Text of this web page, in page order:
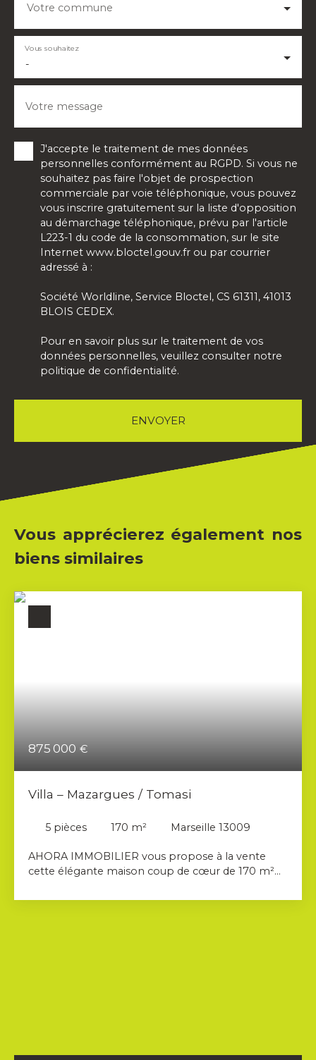
Votre commune
-
Vous souhaitez
Votre message
J'accepte le traitement de mes données
personnelles conformément au RGPD. Si vous ne
souhaitez pas faire l'objet de prospection
commerciale par voie téléphonique, vous pouvez
vous inscrire gratuitement sur la liste d'opposition
au démarchage téléphonique, prévu par l'article
L223-1 du code de la consommation, sur le site
Internet www.bloctel.gouv.fr ou par courrier
adressé à :
Société Worldline, Service Bloctel, CS 61311, 41013
BLOIS CEDEX.
Pour en savoir plus sur le traitement de vos
données personnelles, veuillez consulter notre
politique de confidentialité.
ENVOYER
Vous apprécierez également nos
biens similaires
875 000 €
Villa – Mazargues / Tomasi
5 pièces 170 m² Marseille 13009
AHORA IMMOBILIER vous propose à la vente
cette élégante maison coup de cœur de 170 m²
m² piscinable, à deux pas du charmant village de